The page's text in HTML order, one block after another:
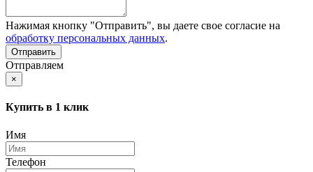
Нажимая кнопку "Отправить", вы даете свое согласие на
обработку персональных данных.
Отправляем
×
Купить в 1 клик
Имя
Телефон